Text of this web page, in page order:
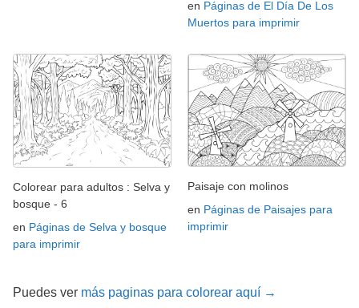
en Páginas de El Día De Los
Muertos para imprimir
Colorear para adultos : Selva y
bosque - 6
en Páginas de Selva y bosque
para imprimir
Paisaje con molinos
en Páginas de Paisajes para
imprimir
Puedes ver más paginas para colorear aquí →